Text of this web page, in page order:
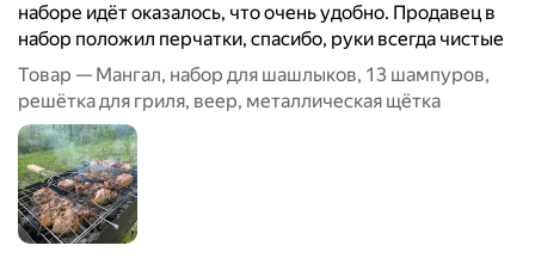
наборе идёт оказалось, что очень удобно. Продавец в
набор положил перчатки, спасибо, руки всегда чистые
Товар — Мангал, набор для шашлыков, 13 шампуров,
решётка для гриля, веер, металлическая щётка